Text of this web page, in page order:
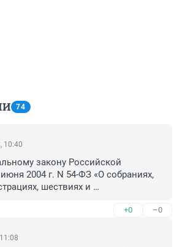
74
10:40
закону Российской
2004 г. N 54-ФЗ «О собраниях,
шествиях и
выражения мнений,
передвижения и
+0 –0